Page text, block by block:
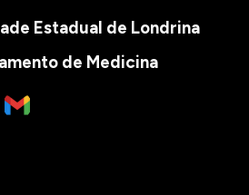
Estadual de Londrina
de Medicina